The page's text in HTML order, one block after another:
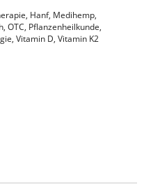
, Hanf, Medihemp,
, OTC, Pflanzenheilkunde,
, Vitamin D, Vitamin K2